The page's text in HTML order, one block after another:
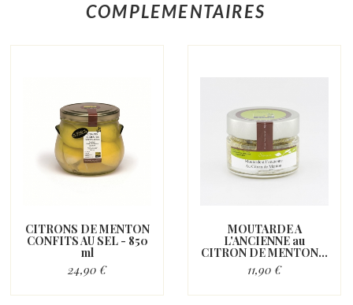
COMPLEMENTAIRES
CITRONS DE MENTON
CONFITS AU SEL - 850
ml
24,90 €
MOUTARDE A
L'ANCIENNE au
CITRON DE MENTON...
11,90 €